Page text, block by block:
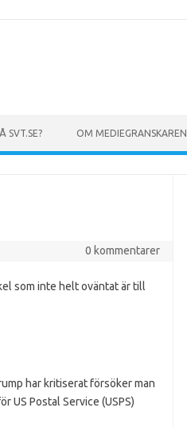
SVT.SE? OM MEDIEGRANSKAREN
0 kommentarer
som inte helt oväntat är till
har kritiserat försöker man
US Postal Service (USPS)